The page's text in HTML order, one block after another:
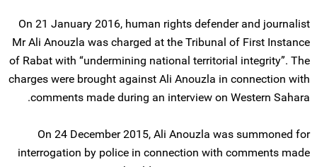
On 21 January 2016, human rights defender and journalist
Mr Ali Anouzla was charged at the Tribunal of First Instance
of Rabat with “undermining national territorial integrity”. The
charges were brought against Ali Anouzla in connection with
comments made during an interview on Western Sahara.
On 24 December 2015, Ali Anouzla was summoned for
interrogation by police in connection with comments made